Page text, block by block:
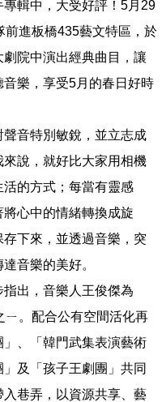
輯中，大受好評！5月29
前進板橋435藝文特區，於
院中演出經典曲目，讓
樂，享受5月的春日好時
音特別敏銳，並立志成
說，就好比大家用相機
的方式；每當有靈感
心中的情緒轉換成旋
下來，並透過音樂，突
音樂的美好。
出，音樂人王俊傑為
ㄧ。配合公有空間活化再
、「韓門武集表演藝術
及「孩子王劇團」共同
入巷弄，以資源共享、藝